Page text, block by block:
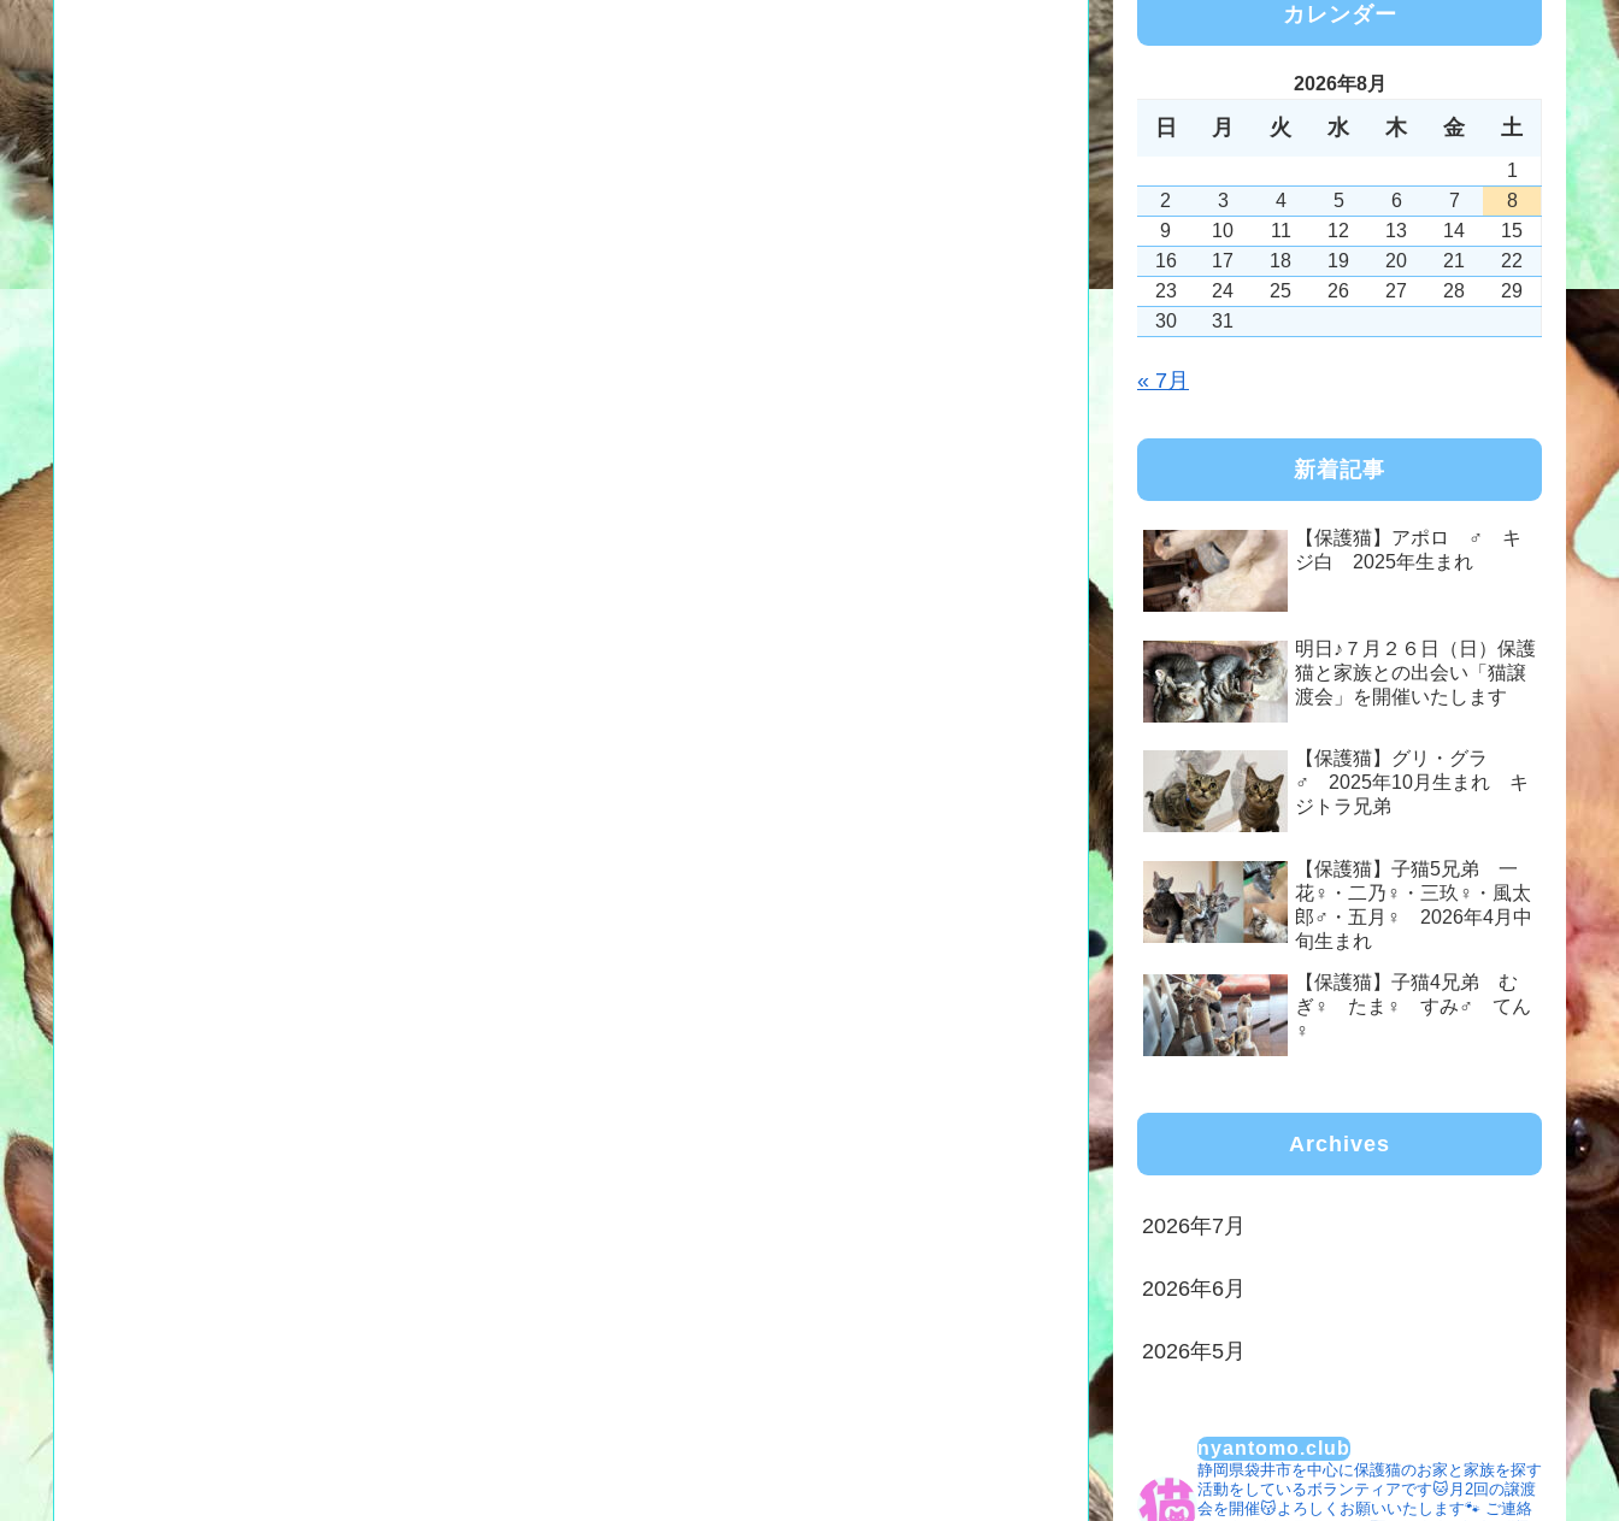
カレンダー
2026年8月
日 月 火 水 木 金 土
1
2
3 4 5 6 7
8
9
10 11 12 13 14
15
16
17 18 19 20 21
22
23
24 25 26 27 28
29
30
31
« 7月
新着記事
【保護猫】アポロ ♂ キ
ジ白 2025年生まれ
明日♪７月２６日（日）保護
猫と家族との出会い「猫譲
渡会」を開催いたします
【保護猫】グリ・グラ
♂ 2025年10月生まれ キ
ジトラ兄弟
【保護猫】子猫5兄弟 一
花♀・二乃♀・三玖♀・風太
郎♂・五月♀ 2026年4月中
旬生まれ
【保護猫】子猫4兄弟 む
ぎ♀ たま♀ すみ♂ てん
♀
Archives
2026年7月
2026年6月
2026年5月
nyantomo.club
静岡県袋井市を中心に保護猫のお家と家族を探す
活動をしているボランティアです🐱月2回の譲渡
会を開催😽よろしくお願いいたします🐾 ご連絡